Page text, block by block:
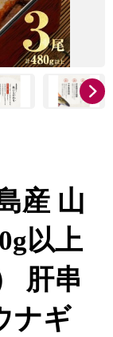
産 山
以上
肝串
ナギ